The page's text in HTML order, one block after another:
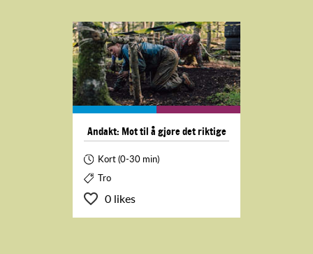
Andakt: Mot til å gjøre det riktige
Kort (0-30 min)
Tro
0 likes